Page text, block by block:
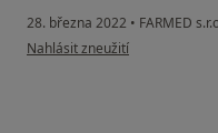
28. března 2022 • FARMED
podle názoru uživatele Ivana
Nahlásit zneužití